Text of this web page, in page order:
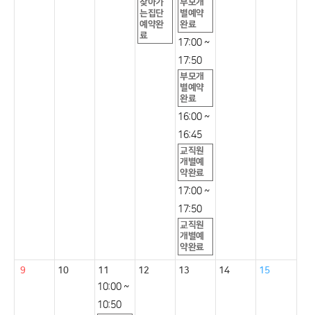
찾아가
는집단
예약완
료
부모개
별예약
완료
17:00 ~
17:50
부모개
별예약
완료
16:00 ~
16:45
교직원
개별예
약완료
17:00 ~
17:50
교직원
개별예
약완료
9 10 11
10:00 ~
10:50
12 13 14 15